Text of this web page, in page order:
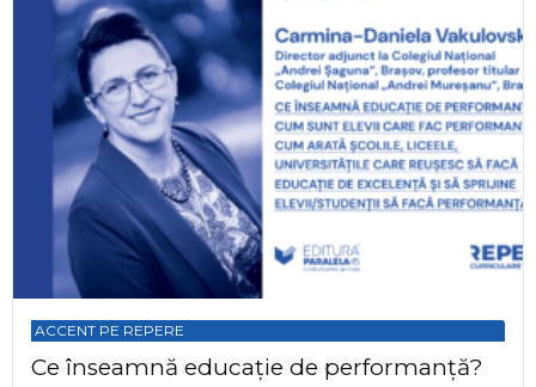
ACCENT PE REPERE
Ce înseamnă educație de performanță?